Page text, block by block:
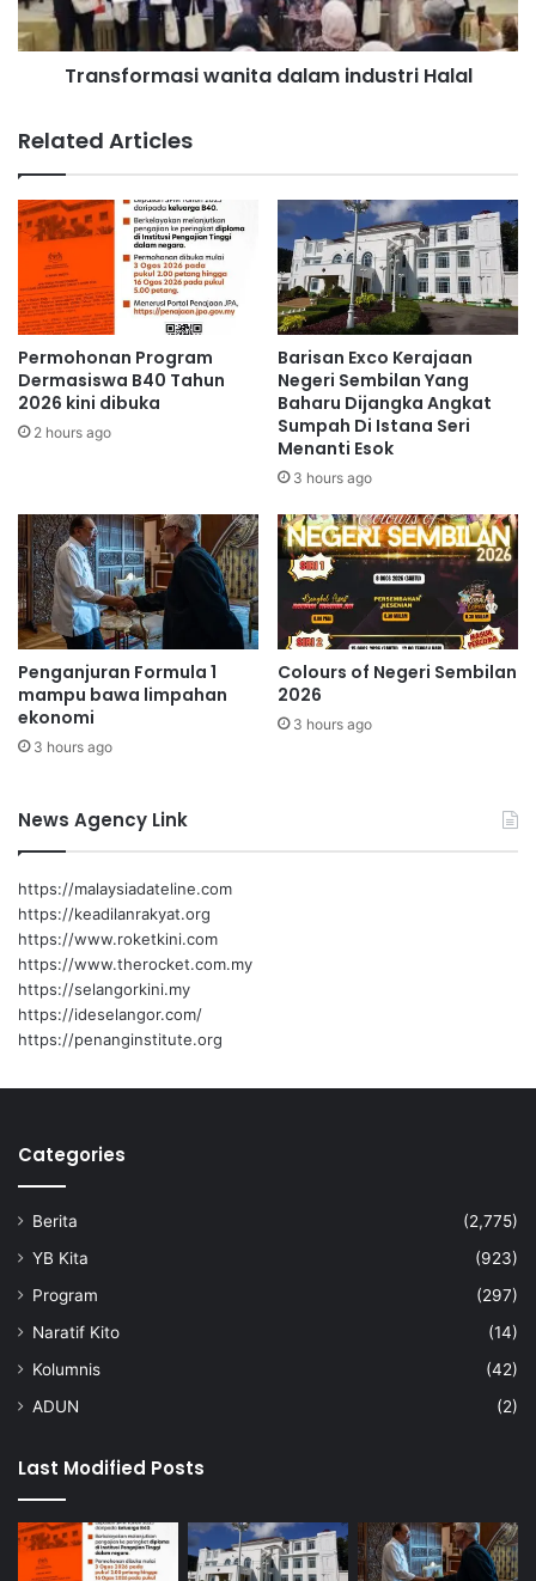
3
b
l
r
a
i
3
6
3
1
g
r
a
r
m
w
a
n
i
t
d
a
l
a
m
i
t
r
i
H
a
l
a
l
Transformasi wanita dalam industri Halal
Related Articles
Permohonan Program
Dermasiswa B40 Tahun
2026 kini dibuka
2 hours ago
Barisan Exco Kerajaan
Negeri Sembilan Yang
Baharu Dijangka Angkat
Sumpah Di Istana Seri
Menanti Esok
3 hours ago
Penganjuran Formula 1
mampu bawa limpahan
ekonomi
3 hours ago
Colours of Negeri Sembilan
2026
3 hours ago
News Agency Link
https://malaysiadateline.com
https://keadilanrakyat.org
https://www.roketkini.com
https://www.therocket.com.my
https://selangorkini.my
https://ideselangor.com/
https://penanginstitute.org
Categories
Berita
(2,775)
YB Kita
(923)
Program
(297)
Naratif Kito
(14)
Kolumnis
(42)
ADUN
(2)
Last Modified Posts